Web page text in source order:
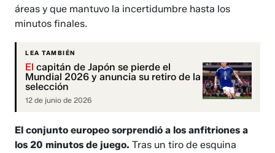
áreas y que mantuvo la incertidumbre hasta los
minutos finales.
LEA TAMBIÉN
El capitán de Japón se pierde el
Mundial 2026 y anuncia su retiro de la
selección
12 de junio de 2026
El conjunto europeo sorprendió a los anfitriones a
los 20 minutos de juego. Tras un tiro de esquina